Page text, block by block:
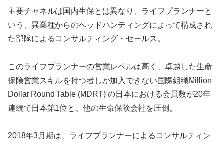
主要チャネルは国内生保とは異なり、ライフプランナーと
いう、異業種からのヘッドハンティングによって構成され
た部隊によるコンサルティング・セールス。
このライフプランナーの営業レベルは高く、卓越した生命
保険営業スキルを持つ者しか加入できない国際組織Million
Dollar Round Table (MDRT) の日本における会員数が20年
連続で日本第1位と、他の生命保険会社を圧倒。
2018年3月期は、ライフプランナーによるコンサルティン